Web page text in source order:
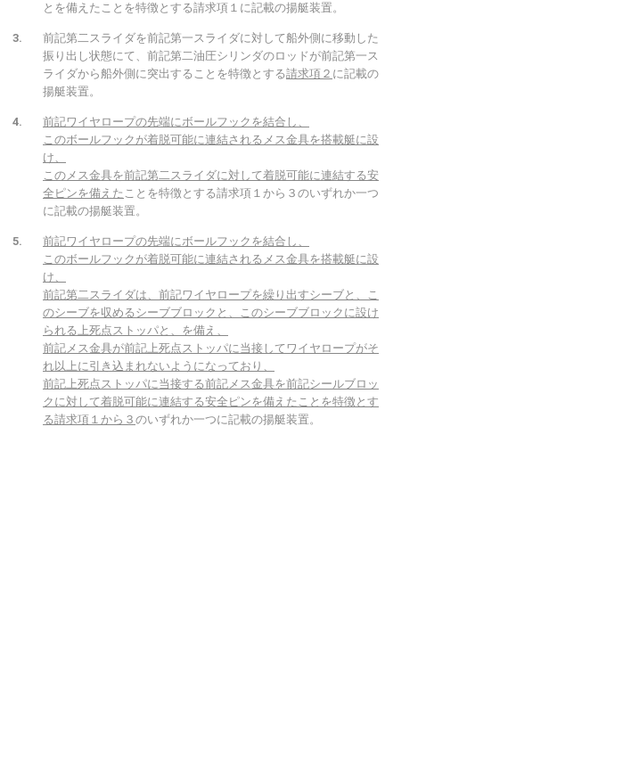
とを備えたことを特徴とする請求項１に記載の揚艇装置。
前記第二スライダを前記第一スライダに対して船外側に移動した
振り出し状態にて、前記第二油圧シリンダのロッドが前記第一ス
ライダから船外側に突出することを特徴とする請求項２ に記載の
揚艇装置。
前記ワイヤロープの先端にボールフックを結合し、
このボールフックが着脱可能に連結されるメス金具を搭載艇に設
け、
このメス金具を前記第二スライダに対して着脱可能に連結する安
全ピンを備えた ことを特徴とする請求項１から３のいずれか一つ
に記載の揚艇装置。
前記ワイヤロープの先端にボールフックを結合し、
このボールフックが着脱可能に連結されるメス金具を搭載艇に設
け、
前記第二スライダは、前記ワイヤロープを繰り出すシーブと、こ
のシーブを収めるシーブブロックと、このシーブブロックに設け
られる上死点ストッパと、を備え、
前記メス金具が前記上死点ストッパに当接してワイヤロープがそ
れ以上に引き込まれないようになっており、
前記上死点ストッパに当接する前記メス金具を前記シールブロッ
クに対して着脱可能に連結する安全ピンを備えたことを特徴とす
る請求項１から３ のいずれか一つに記載の揚艇装置。